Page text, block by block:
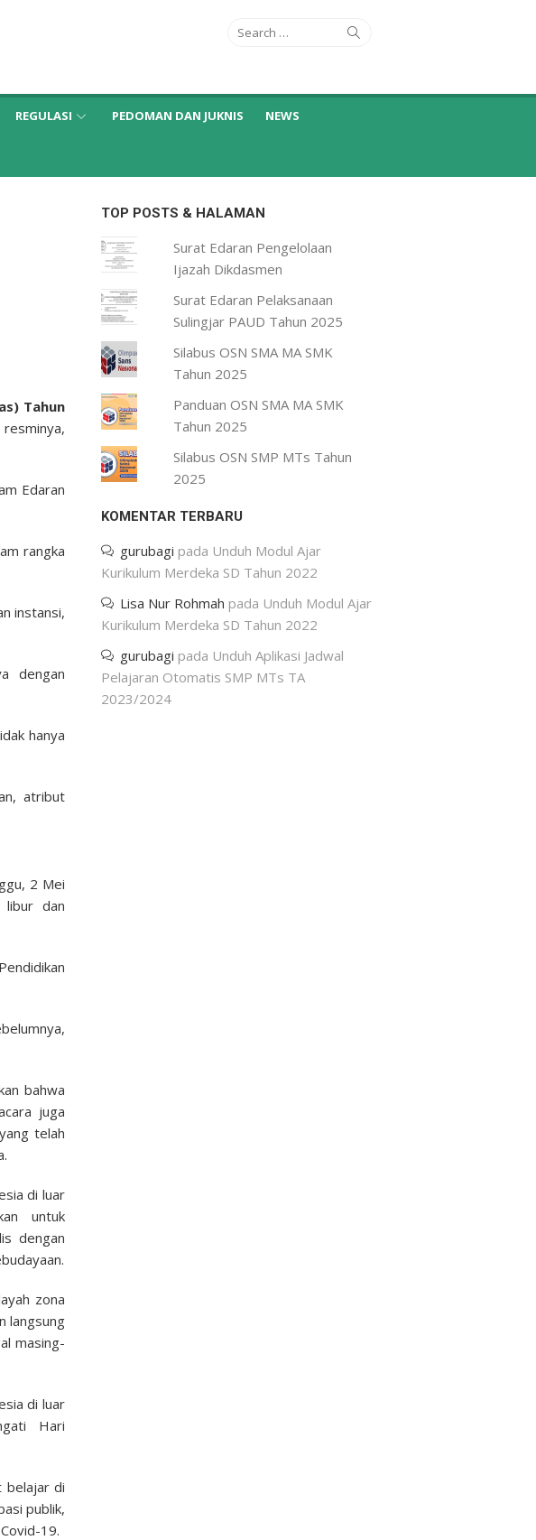
Search
REGULASI PEDOMAN DAN JUKNIS NEWS
Tahun
Edaran
rangka
instansi,
dengan
hanya
atribut
2 Mei
libur dan
bahwa
juga
telah
di luar
untuk
dengan
zona
langsung
masing-
di luar
Hari
belajar di
publik,
19.
TOP POSTS & HALAMAN
Surat Edaran Pengelolaan
Ijazah Dikdasmen
Surat Edaran Pelaksanaan
Sulingjar PAUD Tahun 2025
Silabus OSN SMA MA SMK
Tahun 2025
Panduan OSN SMA MA SMK
Tahun 2025
Silabus OSN SMP MTs Tahun
2025
KOMENTAR TERBARU
gurubagi pada Unduh Modul Ajar
Kurikulum Merdeka SD Tahun 2022
Lisa Nur Rohmah pada Unduh Modul Ajar
Kurikulum Merdeka SD Tahun 2022
gurubagi pada Unduh Aplikasi Jadwal
Pelajaran Otomatis SMP MTs TA
2023/2024